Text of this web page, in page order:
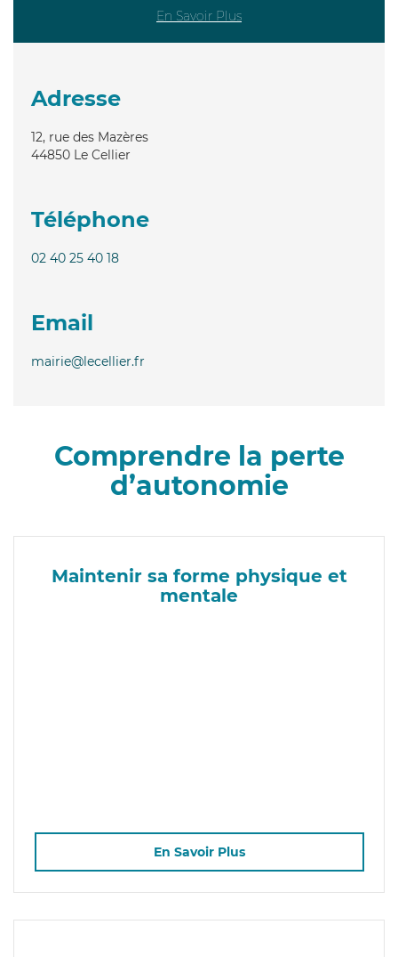
En Savoir Plus
Adresse
12, rue des Mazères
44850 Le Cellier
Téléphone
02 40 25 40 18
Email
mairie@lecellier.fr
Comprendre la perte
d’autonomie
Maintenir sa forme physique et
mentale
En Savoir Plus